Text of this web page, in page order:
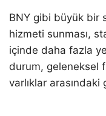
BNY gibi büyük bir
hizmeti sunması,
içinde daha fazla
durum, geleneksel
varlıklar arasındaki